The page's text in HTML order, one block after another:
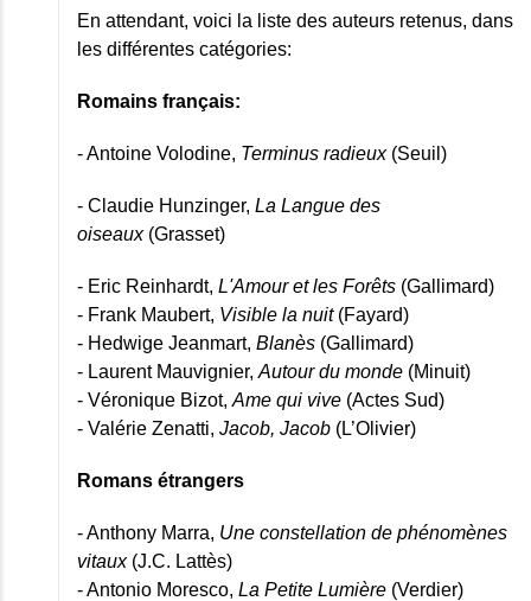
En attendant, voici la liste des auteurs retenus, dans
les différentes catégories:
Romains français:
- Antoine Volodine, Terminus radieux (Seuil)
- Claudie Hunzinger, La Langue des
oiseaux (Grasset)
- Eric Reinhardt, L'Amour et les Forêts (Gallimard)
- Frank Maubert, Visible la nuit (Fayard)
- Hedwige Jeanmart, Blanès (Gallimard)
- Laurent Mauvignier, Autour du monde (Minuit)
- Véronique Bizot, Ame qui vive (Actes Sud)
- Valérie Zenatti, Jacob, Jacob (L’Olivier)
Romans étrangers
- Anthony Marra, Une constellation de phénomènes
vitaux (J.C. Lattès)
- Antonio Moresco, La Petite Lumière (Verdier)